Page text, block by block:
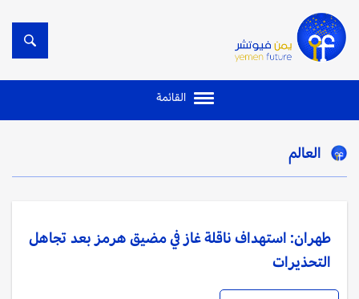
القائمة
العالم
طهران: استهداف ناقلة غاز في مضيق هرمز بعد تجاهل
التحذيرات